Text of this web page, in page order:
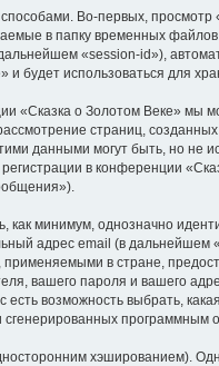
Во-первых, просмотр
в папку временных
«session-id»),
и будет использоваться для
«Сказка о Золотом Веке» мы
страниц,
данными могут быть, но
в конференции
как минимум, однозначно
адрес email (в
в стране,
вашего пароля и вашего
возможность выбрать,
программным
хэшированием).